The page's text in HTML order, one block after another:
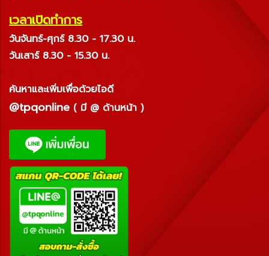
เวลาเปิดทำการ
วันจันทร์-ศุกร์ 8.30 - 17.30 น.
วันเสาร์ 8.30 - 15.30 น.
ค้นหาและเพิ่มเพื่อด้วยไอดี
@tpqonline ( มี @ ด้านหน้า )